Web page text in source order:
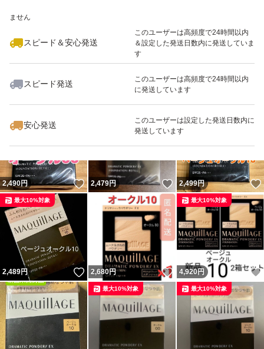
ません
スピード＆安心発送
このユーザーは高頻度で24時間以内
＆設定した発送日数内に発送していま
す
スピード発送
このユーザーは高頻度で24時間以内
に発送しています
安心発送
このユーザーは設定した発送日数内に
発送しています
いいね！
2,599
2,490円 いいね！
2,479円 いいね！
2,499円
2,489円 いいね！
最大10%対象
2,680円 いいね！
4,920円
最大10%対象
最大10%対象 最大10%対象